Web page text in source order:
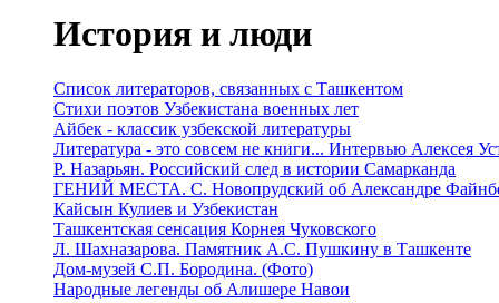
История и люди
Список литераторов, связанных с Ташкентом
Стихи поэтов Узбекистана военных лет
Айбек - классик узбекской литературы
Литература - это совсем не книги... Интервью Алексея
Р. Назарьян. Российский след в истории Самарканда
ГЕНИЙ МЕСТА. C. Новопрудский об Александре
Кайсын Кулиев и Узбекистан
Ташкентская сенсация Корнея Чуковского
Л. Шахназарова. Памятник А.С. Пушкину в Ташкенте
Дом-музей С.П. Бородина. (Фото)
Народные легенды об Алишере Навои